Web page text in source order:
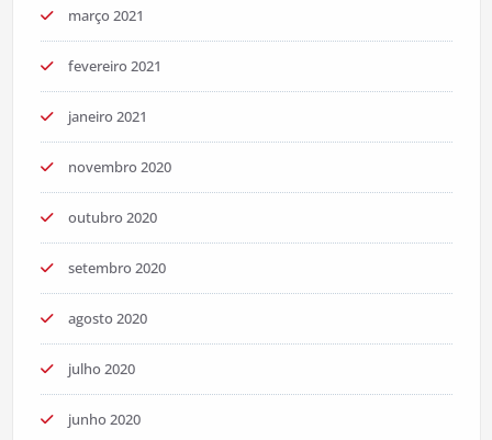
março 2021
fevereiro 2021
janeiro 2021
novembro 2020
outubro 2020
setembro 2020
agosto 2020
julho 2020
junho 2020